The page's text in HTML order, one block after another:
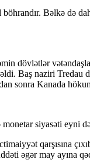
Bəlkə də
dövlətlər
Baş naziri Tredau
sonra Kanada
siyasəti eyni
qarşısına
əgər may ayına